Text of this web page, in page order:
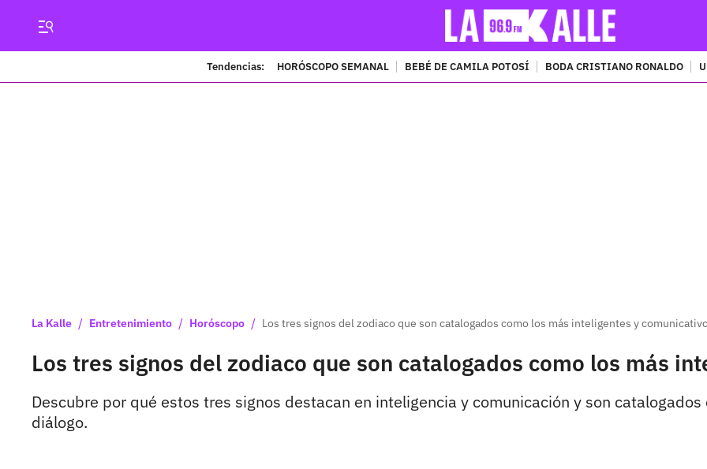
Tendencias: HORÓSCOPO SEMANAL BEBÉ DE CAMILA POTOSÍ BODA CRISTIANO RONALDO
La Kalle / Entretenimiento / Horóscopo / Los tres signos del zodiaco que son catalogados como los más inteligentes y
Los tres signos del zodiaco que son catalogados como los más
Descubre por qué estos tres signos destacan en inteligencia y comunicación y son
diálogo.